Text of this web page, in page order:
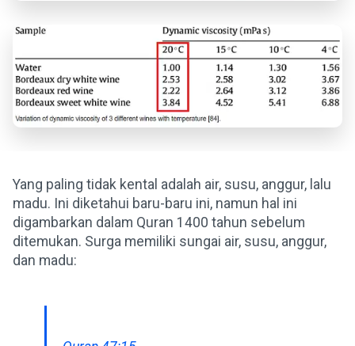
Yang paling tidak kental adalah air, susu, anggur, lalu
madu. Ini diketahui baru-baru ini, namun hal ini
digambarkan dalam Quran 1400 tahun sebelum
ditemukan. Surga memiliki sungai air, susu, anggur,
dan madu: